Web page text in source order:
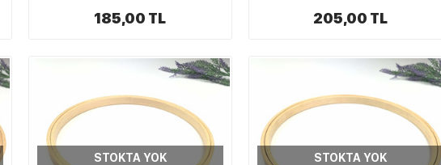
185,00 TL 205,00 TL
STOKTA YOK STOKTA YOK